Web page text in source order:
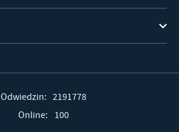
Odwiedzin: 2191778
Online: 100